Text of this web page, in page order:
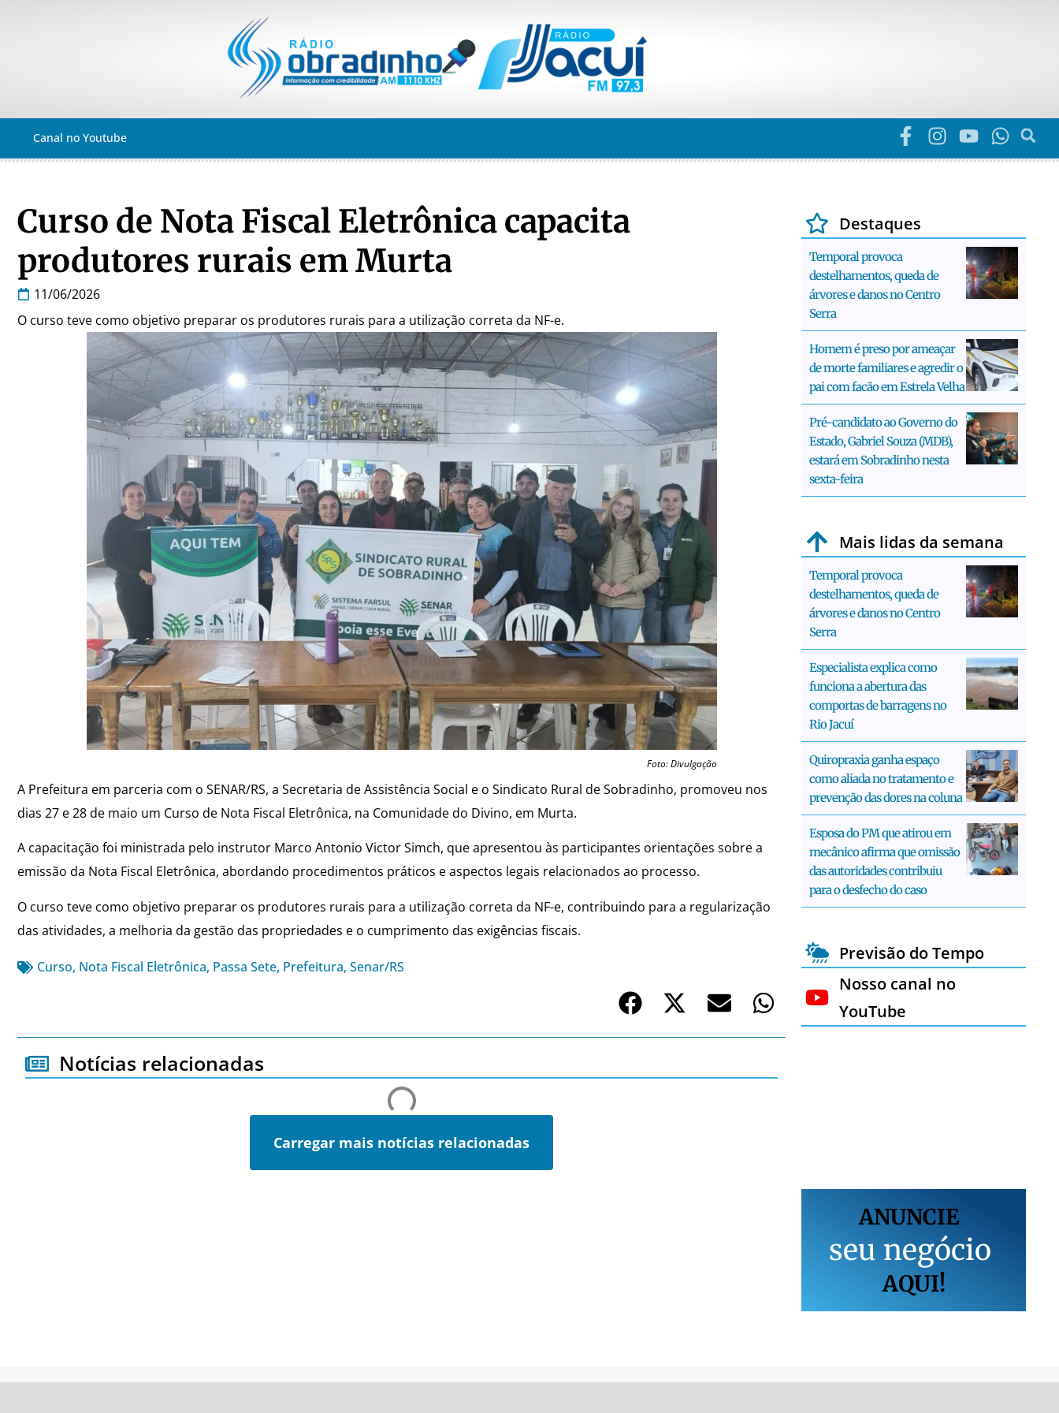
Canal no Youtube
Curso de Nota Fiscal Eletrônica capacita
produtores rurais em Murta
11/06/2026
O curso teve como objetivo preparar os produtores rurais para a utilização correta da NF-e.
Foto: Divulgação
A Prefeitura em parceria com o SENAR/RS, a Secretaria de Assistência Social e o Sindicato Rural de Sobradinho, promoveu nos
dias 27 e 28 de maio um Curso de Nota Fiscal Eletrônica, na Comunidade do Divino, em Murta.
A capacitação foi ministrada pelo instrutor Marco Antonio Victor Simch, que apresentou às participantes orientações sobre a
emissão da Nota Fiscal Eletrônica, abordando procedimentos práticos e aspectos legais relacionados ao processo.
O curso teve como objetivo preparar os produtores rurais para a utilização correta da NF-e, contribuindo para a regularização
das atividades, a melhoria da gestão das propriedades e o cumprimento das exigências fiscais.
Curso, Nota Fiscal Eletrônica, Passa Sete, Prefeitura, Senar/RS
Notícias relacionadas
Carregar mais notícias relacionadas
Destaques
Temporal provoca
destelhamentos, queda de
árvores e danos no Centro
Serra
Homem é preso por ameaçar
de morte familiares e agredir o
pai com facão em Estrela Velha
Pré-candidato ao Governo do
Estado, Gabriel Souza (MDB),
estará em Sobradinho nesta
sexta-feira
Mais lidas da semana
Temporal provoca
destelhamentos, queda de
árvores e danos no Centro
Serra
Especialista explica como
funciona a abertura das
comportas de barragens no
Rio Jacuí
Quiropraxia ganha espaço
como aliada no tratamento e
prevenção das dores na coluna
Esposa do PM que atirou em
mecânico afirma que omissão
das autoridades contribuiu
para o desfecho do caso
Previsão do Tempo
Nosso canal no
YouTube
ANUNCIE
seu negócio
AQUI!